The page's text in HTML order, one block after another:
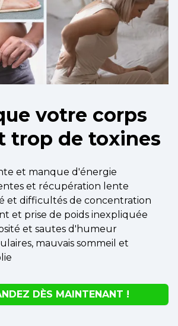
votre corps
trop de toxines
et manque d'énergie
et récupération lente
et difficultés de concentration
et prise de poids inexpliquée
et sautes d'humeur
mauvais sommeil et
DÈS MAINTENANT !